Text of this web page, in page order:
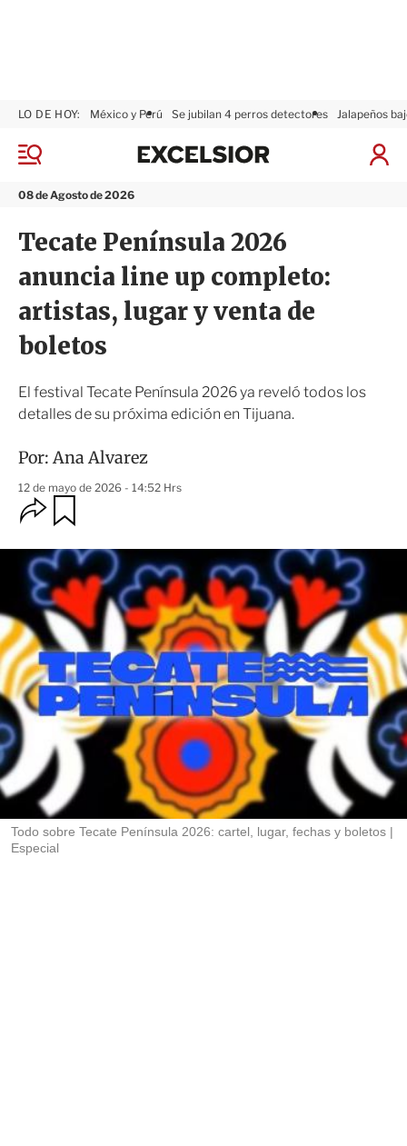
M
n
08 de Agosto de 2026
LO DE HOY: México y Perú Se jubilan 4 perros detectores Jalapeños
I
x
s
i
r
Tecate Península 2026
anuncia line up completo:
artistas, lugar y venta de
boletos
El festival Tecate Península 2026 ya reveló todos los
detalles de su próxima edición en Tijuana.
Por:Ana Alvarez
12 de mayo de 2026 - 14:52 Hrs
O
p
i
o
n
e
s
d
e
c
o
m
a
r
t
i
r
r
d
a
Todo sobre Tecate Península 2026: cartel, lugar, fechas y boletos
Especial